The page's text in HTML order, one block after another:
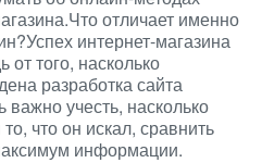
отличает именно
интернет-магазина
от того, насколько
разработка сайта
важно учесть, насколько
что он искал, сравнить
информации.